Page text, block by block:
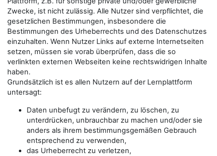
Zwecke, ist nicht zulässig. Alle Nutzer sind verpflichtet, die
gesetzlichen Bestimmungen, insbesondere die
Bestimmungen des Urheberrechts und des Datenschutzes
einzuhalten. Wenn Nutzer Links auf externe Internetseiten
setzen, müssen sie vorab überprüfen, dass die so
verlinkten externen Webseiten keine rechtswidrigen Inhalte
haben.
Grundsätzlich ist es allen Nutzern auf der Lernplattform
untersagt:
Daten unbefugt zu verändern, zu löschen, zu
unterdrücken, unbrauchbar zu machen und/oder sie
anders als ihrem bestimmungsgemäßen Gebrauch
entsprechend zu verwenden,
das Urheberrecht zu verletzen,